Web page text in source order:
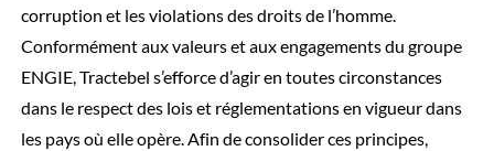
corruption et les violations des droits de l’homme.
Conformément aux valeurs et aux engagements du groupe
ENGIE, Tractebel s’efforce d’agir en toutes circonstances
dans le respect des lois et réglementations en vigueur dans
les pays où elle opère. Afin de consolider ces principes,